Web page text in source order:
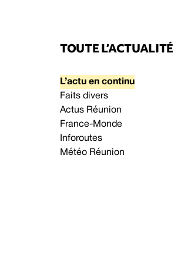
TOUTE L’ACTUALITÉ
L’actu en continu
Faits divers
Actus Réunion
France-Monde
Inforoutes
Météo Réunion